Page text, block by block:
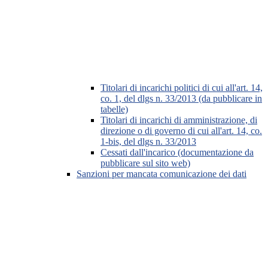
Titolari di incarichi politici di cui all'art. 14,
co. 1, del dlgs n. 33/2013 (da pubblicare in
tabelle)
Titolari di incarichi di amministrazione, di
direzione o di governo di cui all'art. 14, co.
1-bis, del dlgs n. 33/2013
Cessati dall'incarico (documentazione da
pubblicare sul sito web)
Sanzioni per mancata comunicazione dei dati